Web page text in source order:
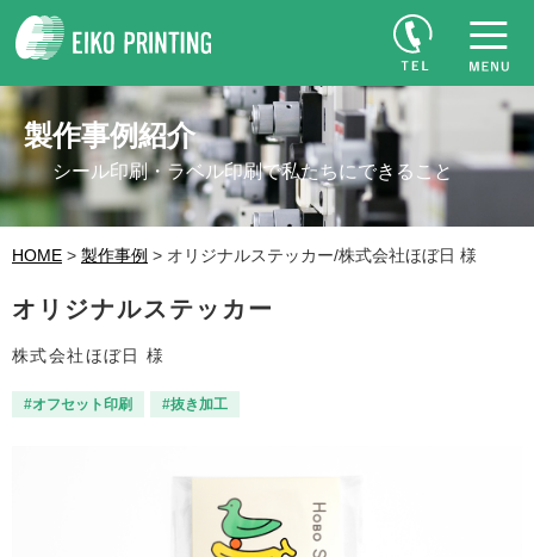
製作事例紹介
シール印刷・ラベル印刷で私たちにできること
HOME > 製作事例 > オリジナルステッカー/株式会社ほぼ日 様
オリジナルステッカー
株式会社ほぼ日 様
#オフセット印刷 #抜き加工